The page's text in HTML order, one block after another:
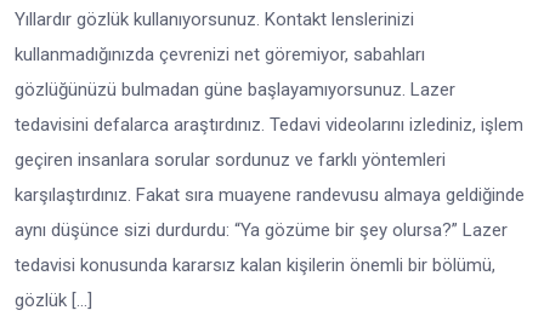
Yıllardır gözlük kullanıyorsunuz. Kontakt lenslerinizi
kullanmadığınızda çevrenizi net göremiyor, sabahları
gözlüğünüzü bulmadan güne başlayamıyorsunuz. Lazer
tedavisini defalarca araştırdınız. Tedavi videolarını izlediniz, işlem
geçiren insanlara sorular sordunuz ve farklı yöntemleri
karşılaştırdınız. Fakat sıra muayene randevusu almaya geldiğinde
aynı düşünce sizi durdurdu: “Ya gözüme bir şey olursa?” Lazer
tedavisi konusunda kararsız kalan kişilerin önemli bir bölümü,
gözlük […]